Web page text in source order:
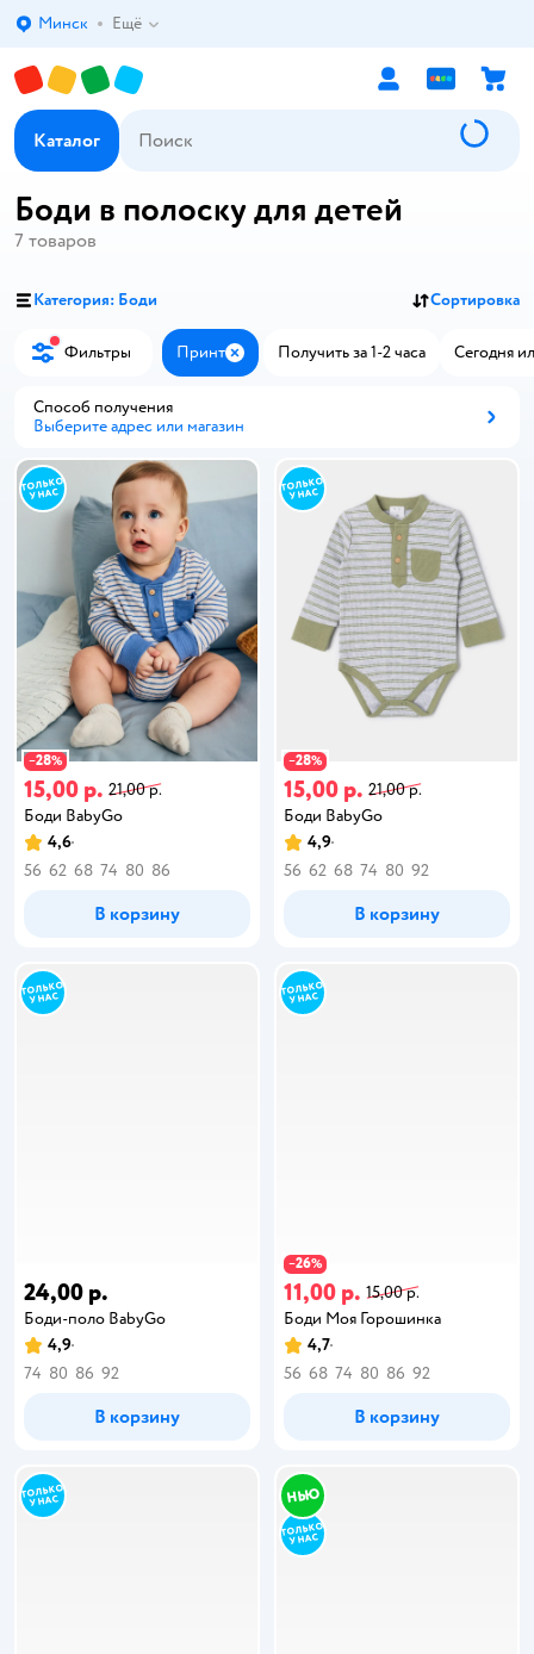
Выбор адреса доставки.
Минск Ещё
Каталог
Боди в полоску для детей
7 товаров
Категория: Боди Сортировка
Фильтры Принт ЗакрытьПолучить за 1-2 часа Сегодня
Способ получения
Выберите адрес или магазин
−28%
15,00 р. 21,00 р.
Боди BabyGo
4,6
56 62 68 74 80 86
В корзину
−28%
15,00 р. 21,00 р.
Боди BabyGo
4,9
56 62 68 74 80 92
В корзину
24,00 р.
Боди-поло BabyGo
4,9
74 80 86 92
В корзину
−26%
11,00 р. 15,00 р.
Боди Моя Горошинка
4,7
56 68 74 80 86 92
В корзину